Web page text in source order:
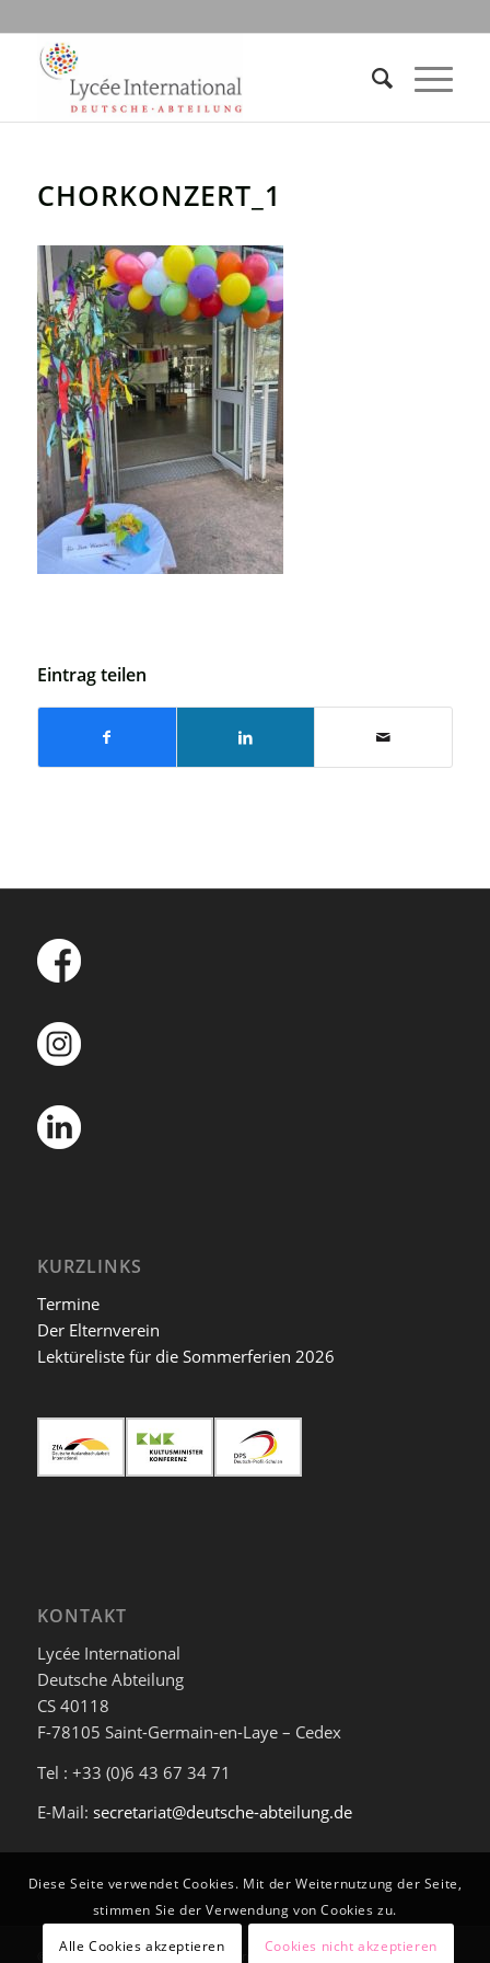
CHORKONZERT_1
Eintrag teilen
KURZLINKS
Termine
Der Elternverein
Lektüreliste für die Sommerferien 2026
KONTAKT
Lycée International
Deutsche Abteilung
CS 40118
F-78105 Saint-Germain-en-Laye – Cedex
Tel : +33 (0)6 43 67 34 71
E-Mail: secretariat@deutsche-abteilung.de
© Deutsche Abteilung am Lycée International de Saint-Germain-en-Laye -
Diese Seite verwendet Cookies. Mit der Weiternutzung der Seite,
stimmen Sie der Verwendung von Cookies zu.
Alle Cookies akzeptieren
Cookies nicht akzeptieren